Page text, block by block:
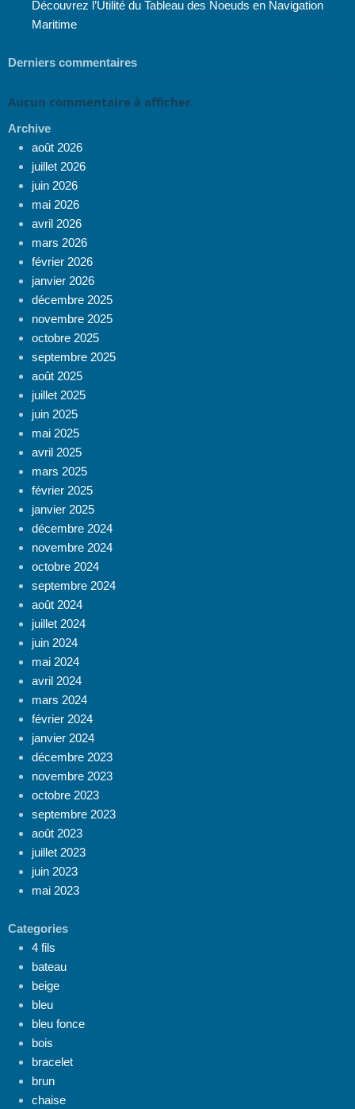
Découvrez l’Utilité du Tableau des Noeuds en Navigation
Maritime
Derniers commentaires
Aucun commentaire à afficher.
Archive
août 2026
juillet 2026
juin 2026
mai 2026
avril 2026
mars 2026
février 2026
janvier 2026
décembre 2025
novembre 2025
octobre 2025
septembre 2025
août 2025
juillet 2025
juin 2025
mai 2025
avril 2025
mars 2025
février 2025
janvier 2025
décembre 2024
novembre 2024
octobre 2024
septembre 2024
août 2024
juillet 2024
juin 2024
mai 2024
avril 2024
mars 2024
février 2024
janvier 2024
décembre 2023
novembre 2023
octobre 2023
septembre 2023
août 2023
juillet 2023
juin 2023
mai 2023
Categories
4 fils
bateau
beige
bleu
bleu fonce
bois
bracelet
brun
chaise